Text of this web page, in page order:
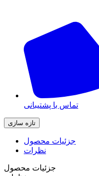
تماس با پشتیبانی
جزئیات محصول
نظرات
جزئیات محصول